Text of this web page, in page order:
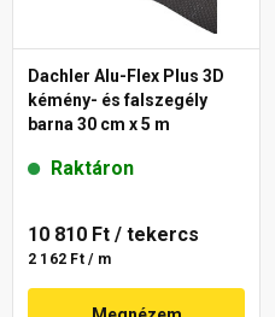
Dachler Alu-Flex Plus 3D
kémény- és falszegély
barna 30 cm x 5 m
Raktáron
10 810 Ft / tekercs
2 162 Ft / m